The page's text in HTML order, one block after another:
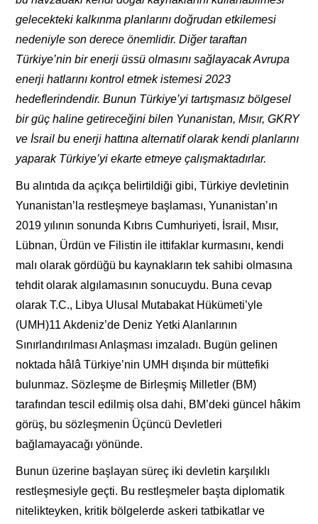
gelecekteki kalkınma planlarını doğrudan etkilemesi
nedeniyle son derece önemlidir. Diğer taraftan
Türkiye’nin bir enerji üssü olmasını sağlayacak Avrupa
enerji hatlarını kontrol etmek istemesi 2023
hedeflerindendir. Bunun Türkiye’yi tartışmasız bölgesel
bir güç haline getireceğini bilen Yunanistan, Mısır, GKRY
ve İsrail bu enerji hattına alternatif olarak kendi planlarını
yaparak Türkiye’yi ekarte etmeye çalışmaktadırlar.
Bu alıntıda da açıkça belirtildiği gibi, Türkiye devletinin
Yunanistan’la restleşmeye başlaması, Yunanistan’ın
2019 yılının sonunda Kıbrıs Cumhuriyeti, İsrail, Mısır,
Lübnan, Ürdün ve Filistin ile ittifaklar kurmasını, kendi
malı olarak gördüğü bu kaynakların tek sahibi olmasına
tehdit olarak algılamasının sonucuydu. Buna cevap
olarak T.C., Libya Ulusal Mutabakat Hükümeti’yle
(UMH)11 Akdeniz’de Deniz Yetki Alanlarının
Sınırlandırılması Anlaşması imzaladı. Bugün gelinen
noktada hâlâ Türkiye’nin UMH dışında bir müttefiki
bulunmaz. Sözleşme de Birleşmiş Milletler (BM)
tarafından tescil edilmiş olsa dahi, BM’deki güncel hâkim
görüş, bu sözleşmenin Üçüncü Devletleri
bağlamayacağı yönünde.
Bunun üzerine başlayan süreç iki devletin karşılıklı
restleşmesiyle geçti. Bu restleşmeler başta diplomatik
nitelikteyken, kritik bölgelerde askeri tatbikatlar ve